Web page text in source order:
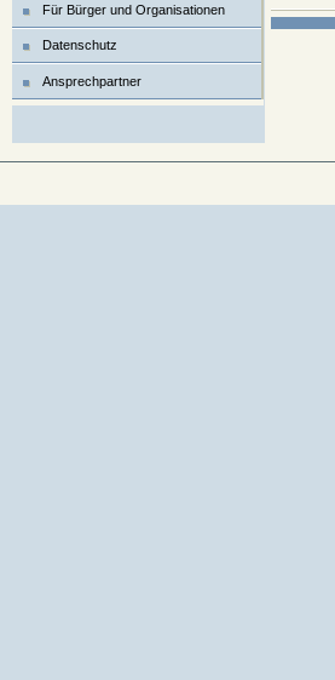
Für Bürger und Organisationen
Datenschutz
Ansprechpartner